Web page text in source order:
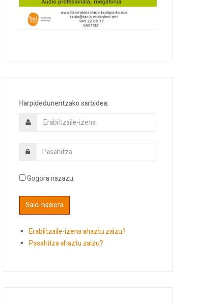
Harpidedunentzako sarbidea:
Gogora nazazu
Erabiltzaile-izena ahaztu zaizu?
Pasahitza ahaztu zaizu?